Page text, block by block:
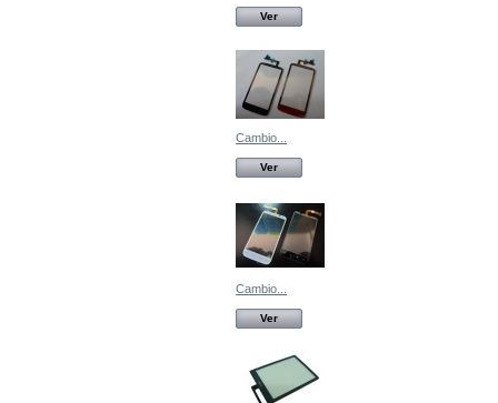
Ver
Cambio...
Ver
Cambio...
Ver